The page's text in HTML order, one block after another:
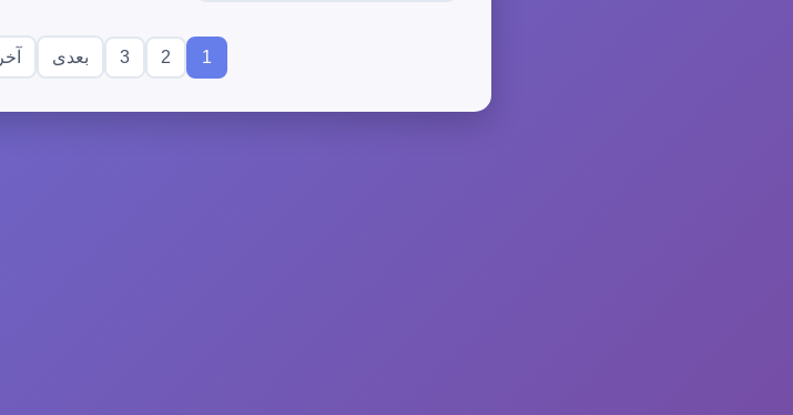
1
2
3 بعدی آخر